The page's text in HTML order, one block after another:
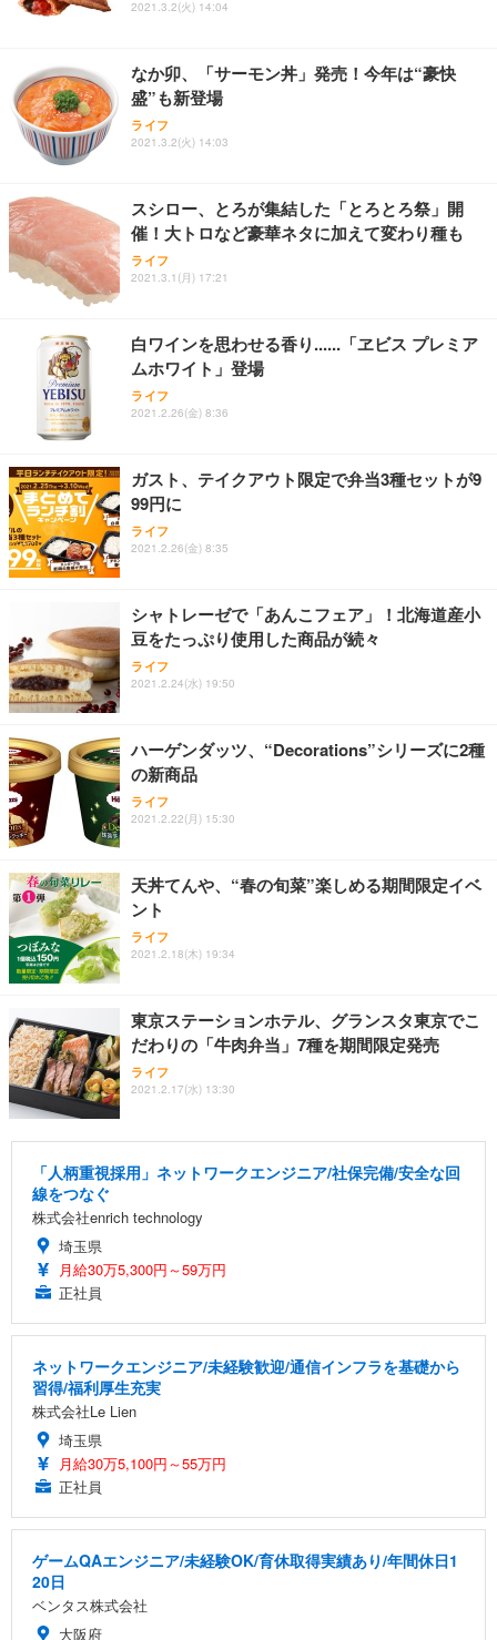
2021.3.2(火) 14:04
なか卯、「サーモン丼」発売！今年は“豪快
盛”も新登場
ライフ
2021.3.2(火) 14:03
スシロー、とろが集結した「とろとろ祭」開
催！大トロなど豪華ネタに加えて変わり種も
ライフ
2021.3.1(月) 17:21
白ワインを思わせる香り......「ヱビス プレミア
ムホワイト」登場
ライフ
2021.2.26(金) 8:36
ガスト、テイクアウト限定で弁当3種セットが9
99円に
ライフ
2021.2.26(金) 8:35
シャトレーゼで「あんこフェア」！北海道産小
豆をたっぷり使用した商品が続々
ライフ
2021.2.24(水) 19:50
ハーゲンダッツ、“Decorations”シリーズに2種
の新商品
ライフ
2021.2.22(月) 15:30
天丼てんや、“春の旬菜”楽しめる期間限定イベ
ント
ライフ
2021.2.18(木) 19:34
東京ステーションホテル、グランスタ東京でこ
だわりの「牛肉弁当」7種を期間限定発売
ライフ
2021.2.17(水) 13:30
「人柄重視採用」ネットワークエンジニア/社保完備/安全な回
線をつなぐ
株式会社enrich technology
埼玉県
月給30万5,300円～59万円
正社員
ネットワークエンジニア/未経験歓迎/通信インフラを基礎から
習得/福利厚生充実
株式会社Le Lien
埼玉県
月給30万5,100円～55万円
正社員
ゲームQAエンジニア/未経験OK/育休取得実績あり/年間休日1
20日
ベンタス株式会社
大阪府